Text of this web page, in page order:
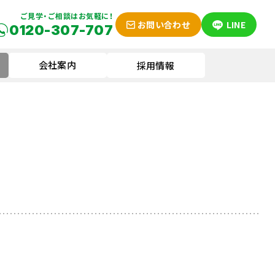
ご見学・ご相談はお気軽に！
0120-307-707 お問い合わせ LINE
会社案内 採用情報